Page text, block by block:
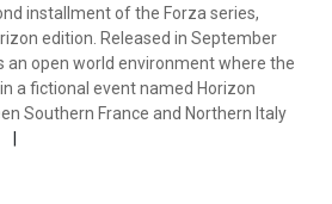
installment of the Forza series,
edition. Released in September
an open world environment where the
a fictional event named Horizon
Southern France and Northern Italy